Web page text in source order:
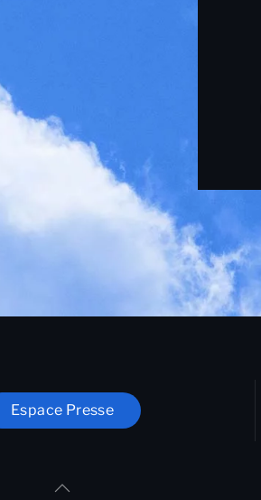
Espace Presse